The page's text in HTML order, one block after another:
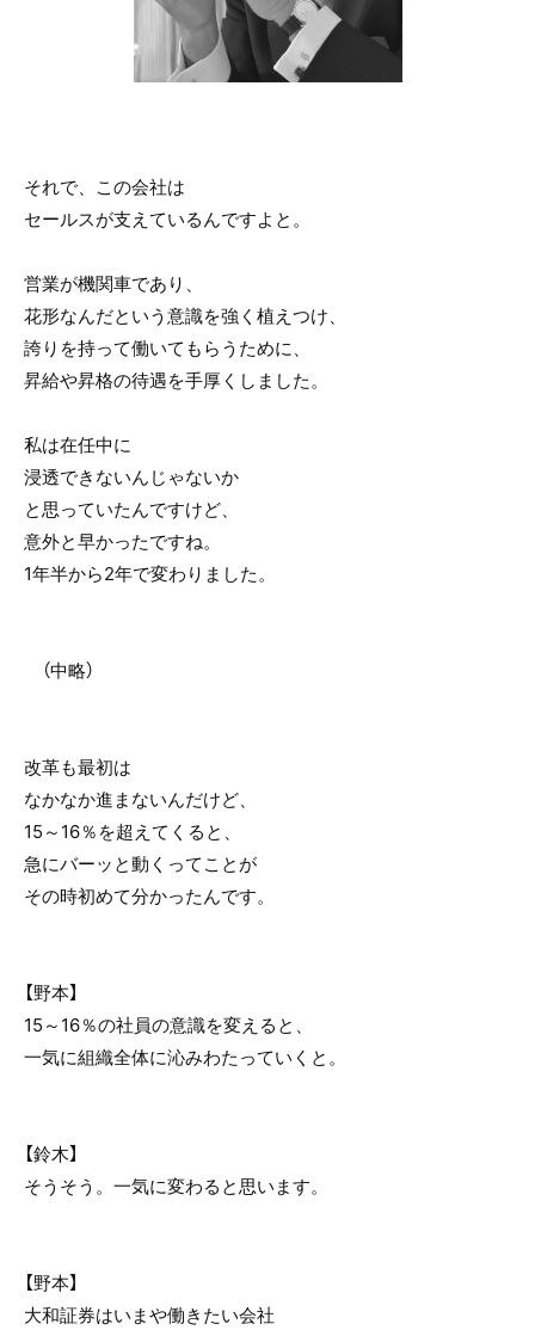
それで、この会社は
セールスが支えているんですよと。
営業が機関車であり、
花形なんだという意識を強く植えつけ、
誇りを持って働いてもらうために、
昇給や昇格の待遇を手厚くしました。
私は在任中に
浸透できないんじゃないか
と思っていたんですけど、
意外と早かったですね。
1年半から2年で変わりました。
（中略）
改革も最初は
なかなか進まないんだけど、
15～16％を超えてくると、
急にバーッと動くってことが
その時初めて分かったんです。
【野本】
15～16％の社員の意識を変えると、
一気に組織全体に沁みわたっていくと。
【鈴木】
そうそう。一気に変わると思います。
【野本】
大和証券はいまや働きたい会社